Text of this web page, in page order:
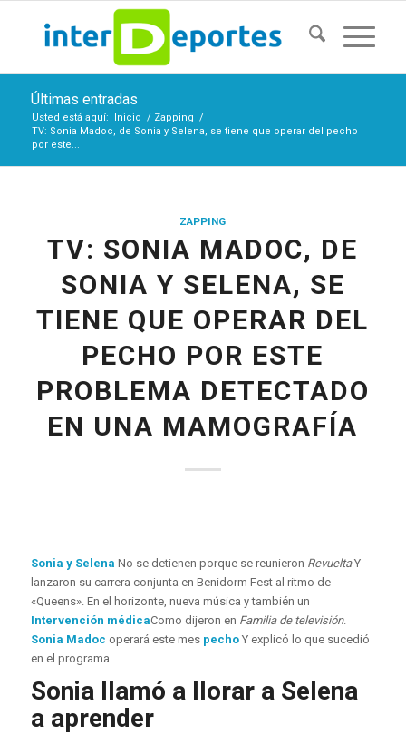
Últimas entradas
Usted está aquí: Inicio / Zapping /
TV: Sonia Madoc, de Sonia y Selena, se tiene que operar del pecho
por este...
ZAPPING
TV: SONIA MADOC, DE
SONIA Y SELENA, SE
TIENE QUE OPERAR DEL
PECHO POR ESTE
PROBLEMA DETECTADO
EN UNA MAMOGRAFÍA
Sonia y Selena No se detienen porque se reunieron RevueltaY
lanzaron su carrera conjunta en Benidorm Fest al ritmo de
«Queens». En el horizonte, nueva música y también un
Intervención médicaComo dijeron en Familia de televisión.
Sonia Madoc operará este mes pecho Y explicó lo que sucedió
en el programa.
Sonia llamó a llorar a Selena
a aprender